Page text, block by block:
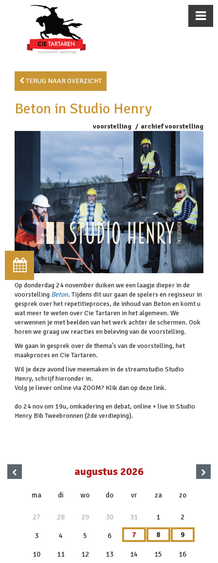
TERUG NAAR OVERZICHT
Beton in Studio Henry
voorstelling archief voorstelling
Op donderdag 24 november duiken we een laagje dieper in de
voorstelling Beton. Tijdens dit uur gaan de spelers en regisseur in
gesprek over het repetitieproces, de inhoud van Beton en komt u
wat meer te weten over Cie Tartaren in het algemeen. We
verwennen je met beelden van het werk achter de schermen. Ook
horen we graag uw reacties en beleving van de voorstelling.
We gaan in gesprek over de thema's van de voorstelling, het
maakproces en Cie Tartaren.
Wil je deze avond live meemaken in de streamstudio Studio
Henry, schrijf hieronder in.
Volg je liever online via ZOOM? Klik dan op deze link.
do 24 nov om 19u, omkadering en debat, online + live in Studio
Henry Bib Tweebronnen (2de verdieping).
‹ augustus 2026
ma di wo do vr za zo
27 28 29 30 31 1 2
3 4 5 6 7 8 9
10 11 12 13 14 15 16
›